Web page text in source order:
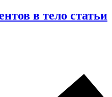
в тело статьи